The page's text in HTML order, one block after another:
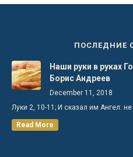
ПОСЛЕДНИЕ
Наши руки в руках
Борис Андреев
December 11, 2018
Луки 2, 10-11; И сказал им Ангел: не
Read More